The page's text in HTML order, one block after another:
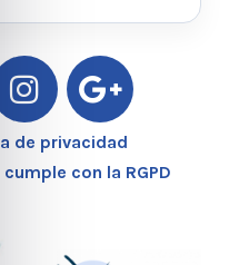
Política de Cookies
de privacidad
con la RGPD